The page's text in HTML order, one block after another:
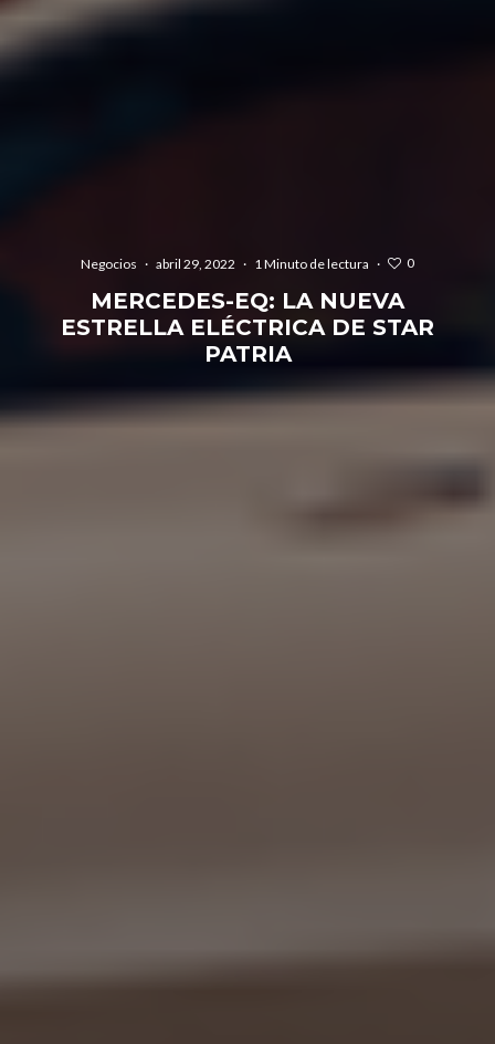
Negocios · abril 29, 2022 · 1 Minuto de lectura · 0
MERCEDES-EQ: LA NUEVA
ESTRELLA ELÉCTRICA DE STAR
PATRIA